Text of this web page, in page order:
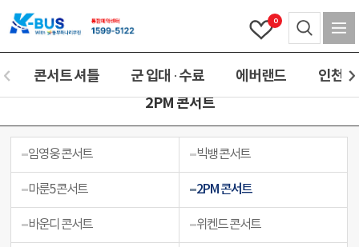
0
콘서트 셔틀 군 입대 · 수료 에버랜드
인천(
2PM 콘서트
임영웅 콘서트 빅뱅 콘서트
마룬5 콘서트 2PM 콘서트
바운디 콘서트 위켄드 콘서트